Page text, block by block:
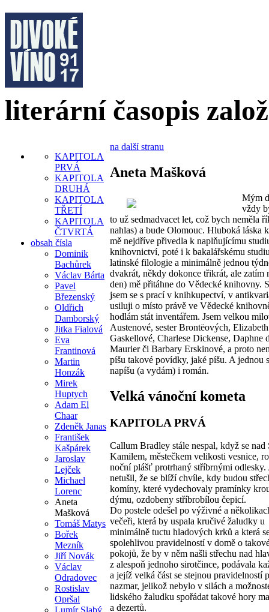
literární časopis
KAPITOLA
PRVÁ
KAPITOLA
DRUHÁ
KAPITOLA
TŘETÍ
KAPITOLA
ČTVRTÁ
obsah čísla
Dominik
Bachůrek
Václav Bárta
Pavel
Březenský
Oldřich
Damborský
Jitka Fialová
Eva
Frantinová
Martin
Honzák
Mirek
Huptych
Adam El
Chaar
Zdeněk Janas
František
Kašpárek
Jaroslav
Lejček
Michael
Lorenc
Aneta
Mašková
Tomáš Matys
Bořek
Mezník
Jiří Novák
Václav
Odradovec
Rostislav
Opršal
Lumír Slabý
na další stranu
Aneta Mašková
Mým
vždy
to už sedmadvacet let, což bych neměla
nahlas) a bude Olomouc. Hluboká láska
mě nejdříve přivedla k naplňujícímu
knihovnictví, poté i k bakalářskému
latinské filologie a minimálně jednou
dvakrát, někdy dokonce třikrát, ale zatím
den) mě přitáhne do Vědecké knihovny.
jsem se s prací v knihkupectví, v
usiluji o místo právě ve Vědecké
hodlám stát inventářem. Jsem velkou
Austenové, sester Brontëových, Elizabeth
Gaskellové, Charlese Dickense, Daphne
Maurier či Barbary Erskinové, a proto
píšu takové povídky, jaké píšu. A jednou
napíšu (a vydám) i román.
Velká vánoční kometa
KAPITOLA PRVÁ
Callum Bradley stále nespal, když se nad
Kamilem, městečkem velikosti vesnice,
noční plášť protrhaný stříbrnými odlesky.
netušil, že se blíží chvíle, kdy budou
komíny, které vydechovaly pramínky
dýmu, ozdobeny stříbrobílou čepicí.
Do postele odešel po výživné a
večeři, která by uspala kručivé žaludky u
minimálně tuctu hladových krků a která
spolehlivou pravidelností v domě o
pokojů, že by v něm našli střechu nad
z alespoň jednoho sirotčince, podávala
a jejíž velká část se stejnou pravidelností
nazmar, jelikož nebylo v silách a
lidského žaludku spořádat takové hory
a dezertů.